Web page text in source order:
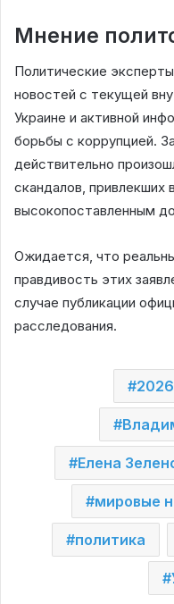
Мнение
Политические
новостей с текущей
Украине и активной
борьбы с коррупцией.
действительно
скандалов,
высокопоставленным
Ожидается, что
правдивость этих
случае публикации
расследования.
2026
Елена
мировые
политика